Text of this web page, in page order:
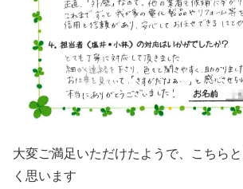
大変ご満足いただけたようで、こちら
く思います